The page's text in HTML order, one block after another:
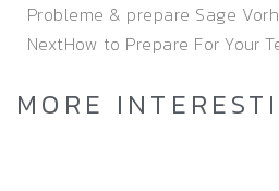
Probleme & prepare Sage
NextHow to Prepare For Your
MORE